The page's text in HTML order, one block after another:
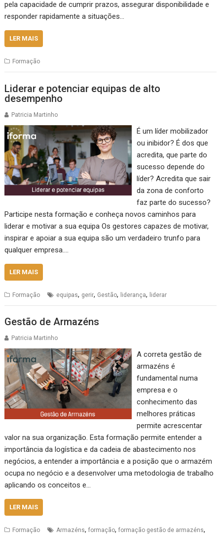
pela capacidade de cumprir prazos, assegurar disponibilidade e
responder rapidamente a situações…
LER MAIS
Formação
Liderar e potenciar equipas de alto
desempenho
Patricia Martinho
É um líder mobilizador
ou inibidor? É dos que
acredita, que parte do
sucesso depende do
líder? Acredita que sair
da zona de conforto
faz parte do sucesso?
Participe nesta formação e conheça novos caminhos para
liderar e motivar a sua equipa Os gestores capazes de motivar,
inspirar e apoiar a sua equipa são um verdadeiro trunfo para
qualquer empresa.…
LER MAIS
Formação equipas, gerir, Gestão, liderança, liderar
Gestão de Armazéns
Patricia Martinho
A correta gestão de
armazéns é
fundamental numa
empresa e o
conhecimento das
melhores práticas
permite acrescentar
valor na sua organização. Esta formação permite entender a
importância da logística e da cadeia de abastecimento nos
negócios, a entender a importância e a posição que o armazém
ocupa no negócio e a desenvolver uma metodologia de trabalho
aplicando os conceitos e…
LER MAIS
Formação Armazéns,formação,formação gestão de armazéns,